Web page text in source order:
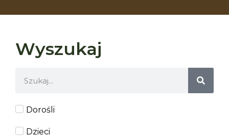
Wyszukaj
Dorośli
Dzieci